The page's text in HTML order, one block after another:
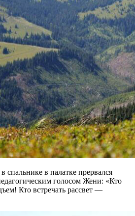
спальнике в палатке прервался
голосом Жени: «Кто
Кто встречать рассвет —